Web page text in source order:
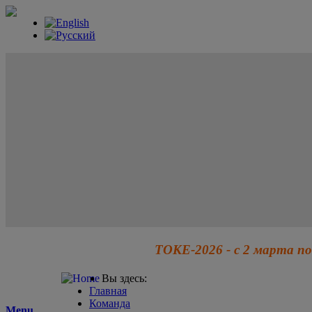
ТОКЕ-2026 - с 2 марта по
Вы здесь:
Главная
Команда